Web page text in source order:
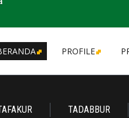
PROFILE
TADABBUR